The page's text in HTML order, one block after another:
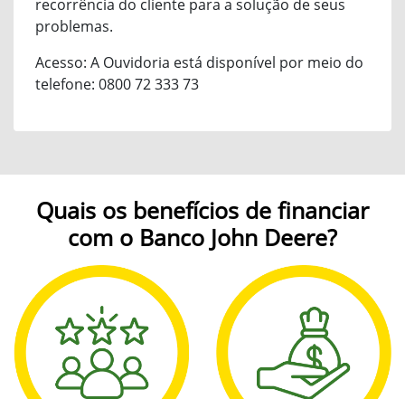
recorrência do cliente para a solução de seus
problemas.
Acesso: A Ouvidoria está disponível por meio do
telefone: 0800 72 333 73
Quais os benefícios de financiar
com o Banco John Deere?